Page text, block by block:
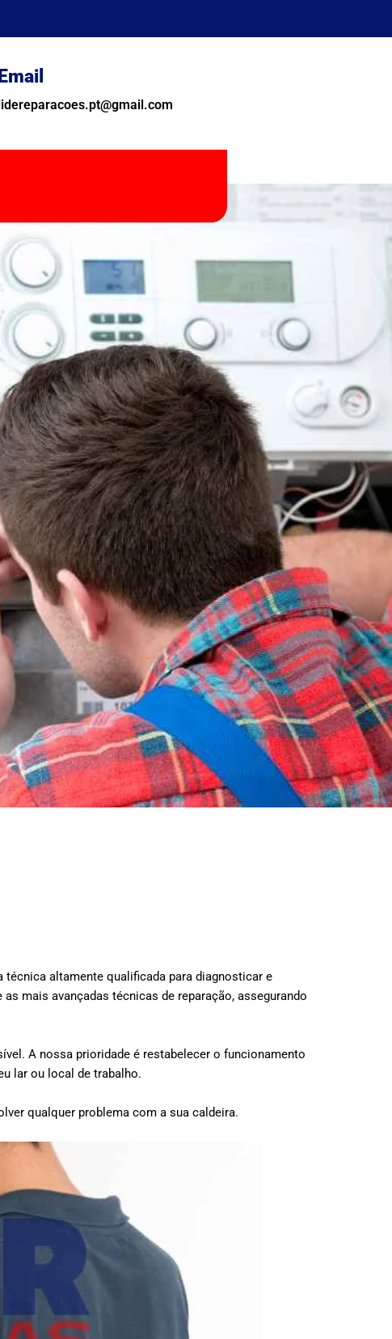
técnica altamente qualificada para diagnosticar e
mais avançadas técnicas de reparação, assegurando
A nossa prioridade é restabelecer o funcionamento
lar ou local de trabalho.
qualquer problema com a sua caldeira.